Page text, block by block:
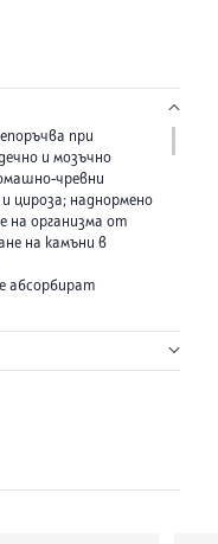
при
и мозъчно
чревни
цироза; наднормено
на организма от
на камъни в
абсорбират
и токсините,
за
организма.
действието на
целулоза).
и увеличава